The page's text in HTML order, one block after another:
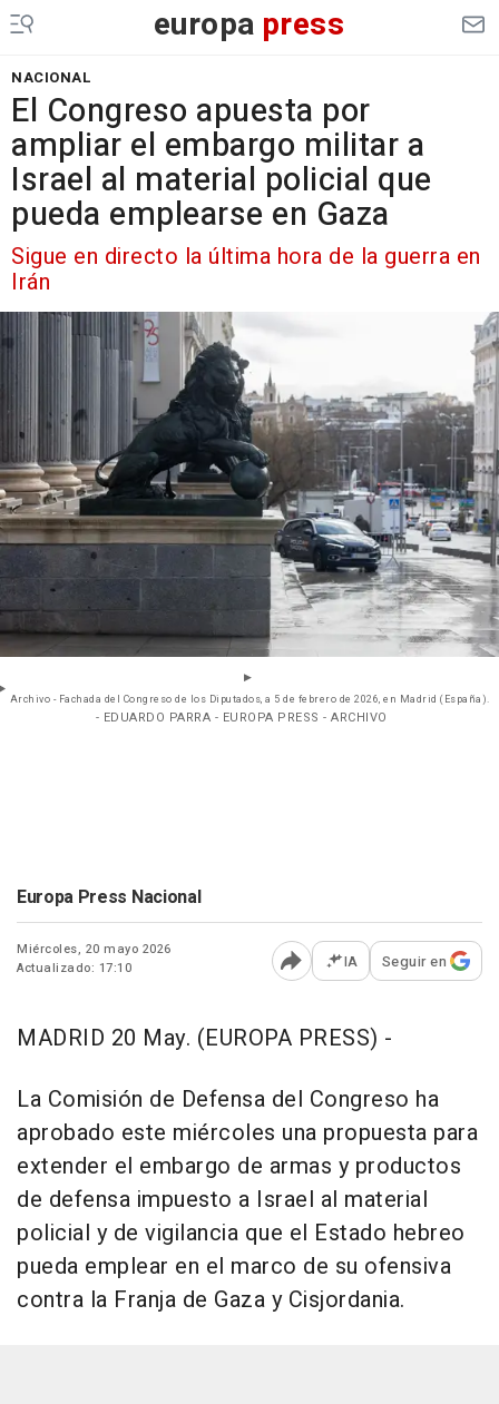
europa press
NACIONAL
El Congreso apuesta por
ampliar el embargo militar a
Israel al material policial que
pueda emplearse en Gaza
Sigue en directo la última hora de la guerra en
Irán
Archivo - Fachada del Congreso de los Diputados, a 5 de febrero de 2026, en Madrid (España).
- EDUARDO PARRA - EUROPA PRESS - ARCHIVO
Europa Press Nacional
Miércoles, 20 mayo 2026
Actualizado: 17:10
Abrir opciones para
IA Seguir en
MADRID 20 May. (EUROPA PRESS) -
La Comisión de Defensa del Congreso ha
aprobado este miércoles una propuesta para
extender el embargo de armas y productos
de defensa impuesto a Israel al material
policial y de vigilancia que el Estado hebreo
pueda emplear en el marco de su ofensiva
contra la Franja de Gaza y Cisjordania.